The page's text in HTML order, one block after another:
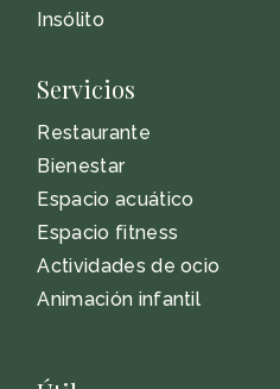
Insólito
Servicios
Restaurante
Bienestar
Espacio acuático
Espacio fitness
Actividades de ocio
Animación infantil